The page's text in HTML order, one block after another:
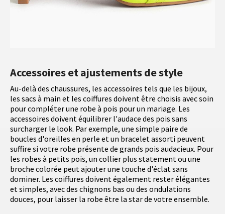
Accessoires et ajustements de style
Au-delà des chaussures, les accessoires tels que les bijoux,
les sacs à main et les coiffures doivent être choisis avec soin
pour compléter une robe à pois pour un mariage. Les
accessoires doivent équilibrer l'audace des pois sans
surcharger le look. Par exemple, une simple paire de
boucles d'oreilles en perle et un bracelet assorti peuvent
suffire si votre robe présente de grands pois audacieux. Pour
les robes à petits pois, un collier plus statement ou une
broche colorée peut ajouter une touche d'éclat sans
dominer. Les coiffures doivent également rester élégantes
et simples, avec des chignons bas ou des ondulations
douces, pour laisser la robe être la star de votre ensemble.